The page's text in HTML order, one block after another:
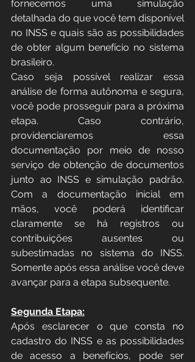
fornecemos uma simulação
detalhada do que você tem disponível
no INSS e quais são as possibilidades
de obter algum benefício no sistema
brasileiro.
Caso seja possível realizar essa
análise de forma autônoma e segura,
você pode prosseguir para a próxima
etapa. Caso contrário,
providenciaremos essa
documentação por meio de nosso
serviço de obtenção de documentos
junto ao INSS e simulação padrão.
Com a documentação inicial em
mãos, você poderá identificar
claramente se há registros ou
contribuições ausentes ou
subestimadas no sistema do INSS.
Somente após essa análise você deve
avançar para a etapa subsequente.
Segunda Etapa:
Após esclarecer o que consta no
cadastro do INSS e as possibilidades
de acesso a benefícios, pode ser